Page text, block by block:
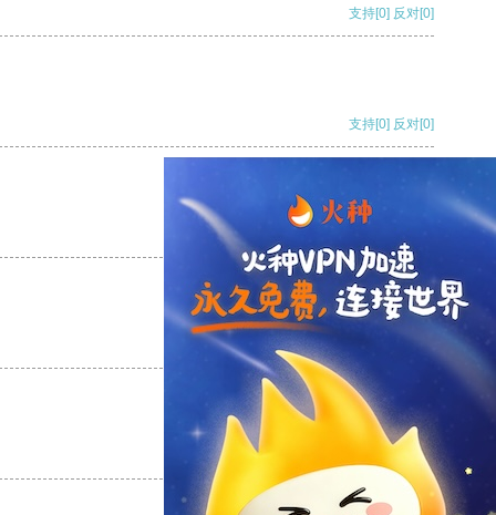
支持[0] 反对[0]
支持[0] 反对[0]
反对
反对[0]